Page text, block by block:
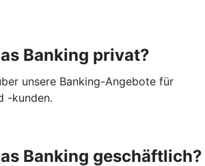
Banking privat?
unsere Banking-Angebote für
-kunden.
Banking geschäftlich?